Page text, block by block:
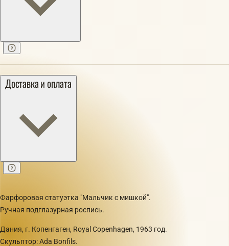
Доставка и оплата
Фарфоровая статуэтка "Мальчик с мишкой".
Ручная подглазурная роспись.
Дания, г. Копенгаген, Royal Copenhagen, 1963 год.
Скульптор: Ada Bonfils.